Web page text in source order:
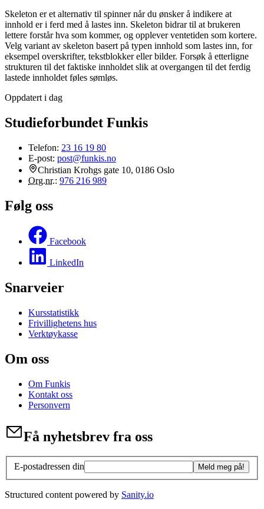
Skeleton er et alternativ til spinner når du ønsker å indikere at
innhold er i ferd med å lastes inn. Skeleton bidrar til at brukeren
lettere forstår hva som kommer, og opplever ventetiden som kortere.
Velg variant av skeleton basert på typen innhold som lastes inn, for
eksempel overskrifter, tekstblokker eller bilder. Forsøk å etterligne
strukturen til det faktiske innholdet slik at overgangen til det ferdig
lastede innholdet føles sømløs.
Oppdatert i dag
Studieforbundet Funkis
Telefon: 23 16 19 80
E-post: post@funkis.no
Christian Krohgs gate 10, 0186 Oslo
Org.nr.: 976 216 989
Følg oss
Facebook
LinkedIn
Snarveier
Kursstatistikk
Frivillighetens hus
Verktøykasse
Om oss
Om Funkis
Kontakt oss
Personvern
Få nyhetsbrev fra oss
E-postadressen din Meld meg på!
Structured content powered by Sanity.io